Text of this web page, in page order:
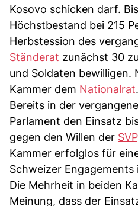
Kosovo schicken darf.
Höchstbestand bei 215
Herbstession des
Ständerat zunächst 30
und Soldaten bewilligen.
Kammer dem Nationalrat.
Bereits in der
Parlament den Einsatz
gegen den Willen der SVP
Kammer erfolglos für
Schweizer
Die Mehrheit in beiden
Meinung, dass der